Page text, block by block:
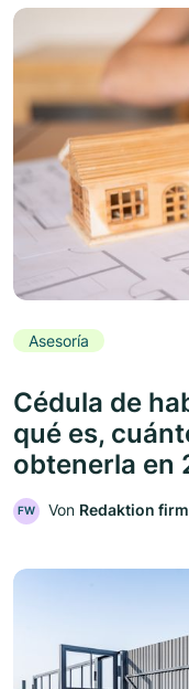
Asesoría
Cédula de
qué es,
obtenerla en
FW Von Redaktion